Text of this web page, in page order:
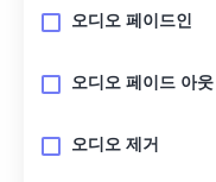
오디오 페이드인
오디오 페이드 아웃
오디오 제거